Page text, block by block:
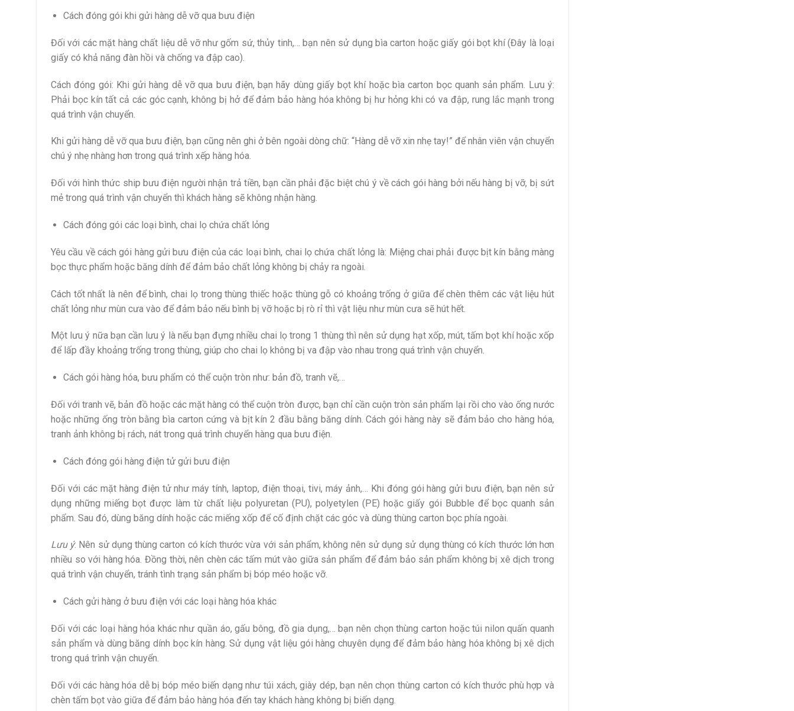
Cách đóng gói khi gửi hàng dễ vỡ qua bưu điện
Đối với các mặt hàng chất liệu dễ vỡ như gốm sứ, thủy tinh,… bạn nên sử dụng bìa carton hoặc giấy gói bọt khí (Đây là loại
giấy có khả năng đàn hồi và chống va đập cao).
Cách đóng gói: Khi gửi hàng dễ vỡ qua bưu điện, bạn hãy dùng giấy bọt khí hoặc bìa carton bọc quanh sản phẩm. Lưu ý:
Phải bọc kín tất cả các góc cạnh, không bị hở để đảm bảo hàng hóa không bị hư hỏng khi có va đập, rung lắc mạnh trong
quá trình vận chuyển.
Khi gửi hàng dễ vỡ qua bưu điện, bạn cũng nên ghi ở bên ngoài dòng chữ: “Hàng dễ vỡ xin nhẹ tay!” để nhân viên vận chuyển
chú ý nhẹ nhàng hơn trong quá trình xếp hàng hóa.
Đối với hình thức ship bưu điện người nhận trả tiền, bạn cần phải đặc biệt chú ý về cách gói hàng bởi nếu hàng bị vỡ, bị sứt
mẻ trong quá trình vận chuyển thì khách hàng sẽ không nhận hàng.
Cách đóng gói các loại bình, chai lọ chứa chất lỏng
Yêu cầu về cách gói hàng gửi bưu điện của các loại bình, chai lọ chứa chất lỏng là: Miệng chai phải được bịt kín bằng màng
bọc thực phẩm hoặc băng dính để đảm bảo chất lỏng không bị chảy ra ngoài.
Cách tốt nhất là nên để bình, chai lọ trong thùng thiếc hoặc thùng gỗ có khoảng trống ở giữa để chèn thêm các vật liệu hút
chất lỏng như mùn cưa vào để đảm bảo nếu bình bị vỡ hoặc bị rò rỉ thì vật liệu như mùn cưa sẽ hút hết.
Một lưu ý nữa bạn cần lưu ý là nếu bạn đựng nhiều chai lọ trong 1 thùng thì nên sử dụng hạt xốp, mút, tấm bọt khí hoặc xốp
để lấp đầy khoảng trống trong thùng, giúp cho chai lọ không bị va đập vào nhau trong quá trình vận chuyển.
Cách gói hàng hóa, bưu phẩm có thể cuộn tròn như: bản đồ, tranh vẽ,…
Đối với tranh vẽ, bản đồ hoặc các mặt hàng có thể cuộn tròn được, bạn chỉ cần cuộn tròn sản phẩm lại rồi cho vào ống nước
hoặc những ống tròn bằng bìa carton cứng và bịt kín 2 đầu bằng băng dính. Cách gói hàng này sẽ đảm bảo cho hàng hóa,
tranh ảnh không bị rách, nát trong quá trình chuyển hàng qua bưu điện.
Cách đóng gói hàng điện tử gửi bưu điện
Đối với các mặt hàng điện tử như máy tính, laptop, điện thoại, tivi, máy ảnh,… Khi đóng gói hàng gửi bưu điện, bạn nên sử
dụng những miếng bọt được làm từ chất liệu polyuretan (PU), polyetylen (PE) hoặc giấy gói Bubble để bọc quanh sản
phẩm. Sau đó, dùng băng dính hoặc các miếng xốp để cố định chặt các góc và dùng thùng carton bọc phía ngoài.
Lưu ý: Nên sử dụng thùng carton có kích thước vừa với sản phẩm, không nên sử dụng sử dụng thùng có kích thước lớn hơn
nhiều so với hàng hóa. Đồng thời, nên chèn các tấm mút vào giữa sản phẩm để đảm bảo sản phẩm không bị xê dịch trong
quá trình vận chuyển, tránh tình trạng sản phẩm bị bóp méo hoặc vỡ.
Cách gửi hàng ở bưu điện với các loại hàng hóa khác
Đối với các loại hàng hóa khác như quần áo, gấu bông, đồ gia dụng,… bạn nên chọn thùng carton hoặc túi nilon quấn quanh
sản phẩm và dùng băng dính bọc kín hàng. Sử dụng vật liệu gói hàng chuyên dụng để đảm bảo hàng hóa không bị xê dịch
trong quá trình vận chuyển.
Đối với các hàng hóa dễ bị bóp méo biến dạng như túi xách, giày dép, bạn nên chọn thùng carton có kích thước phù hợp và
chèn tấm bọt vào giữa để đảm bảo hàng hóa đến tay khách hàng không bị biến dạng.